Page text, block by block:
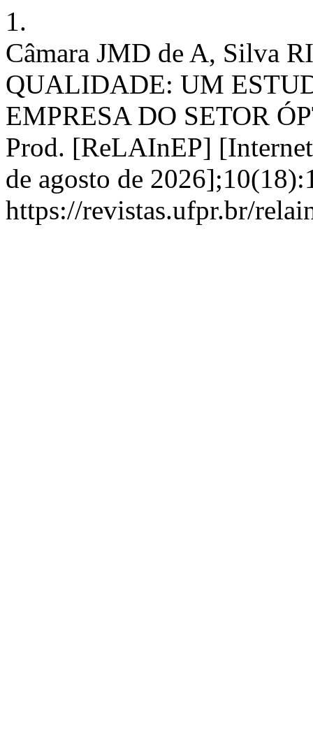
1.
Câmara JMD de A, Silva
QUALIDADE: UM
EMPRESA DO SETOR
Prod. [ReLAInEP]
de agosto de
https://revistas.ufpr.br/